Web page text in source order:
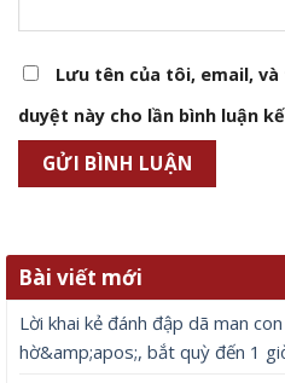
Lưu tên của tôi, email,
duyệt này cho lần bình luận
Bài viết mới
Lời khai kẻ đánh đập dã man
hờ&amp;apos;, bắt quỳ đến 1